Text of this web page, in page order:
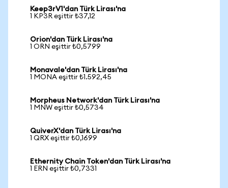
Keep3rV1'dan Türk Lirası'na
1 KP3R eşittir ₺37,12
Orion'dan Türk Lirası'na
1 ORN eşittir ₺0,5799
Monavale'dan Türk Lirası'na
1 MONA eşittir ₺1.592,45
Morpheus Network'dan Türk Lirası'na
1 MNW eşittir ₺0,5734
QuiverX'dan Türk Lirası'na
1 QRX eşittir ₺0,1699
Ethernity Chain Token'dan Türk Lirası'na
1 ERN eşittir ₺0,7331